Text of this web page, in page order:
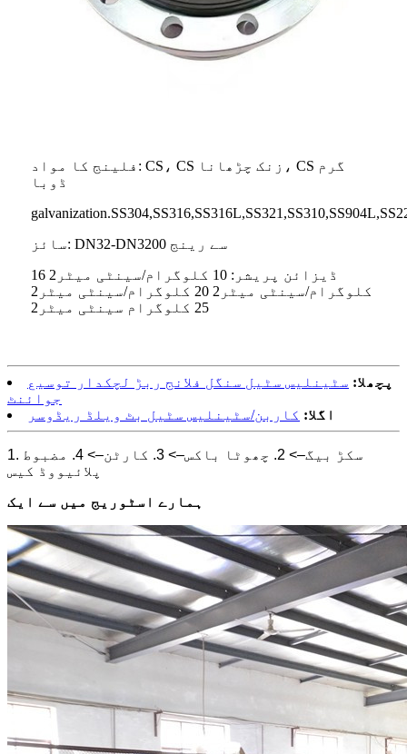
فلینج کا مواد: CS، CS زنک چڑھانا، CS گرم
ڈوبا
سائز: DN32-DN3200 سے رینج
ڈیزائن پریشر: 10 کلوگرام/سینٹی میٹر2 16
کلوگرام/سینٹی میٹر2 20 کلوگرام/سینٹی میٹر2
25 کلوگرام سینٹی میٹر2
پچھلا: سٹینلیس سٹیل سنگل فلانج ربڑ لچکدار توسیع
جوائنٹ
اگلا: کاربن/سٹینلیس سٹیل بٹ ویلڈ ریڈوسر
1. سکڑ بیگ–> 2. چھوٹا باکس–> 3. کارٹن–> 4. مضبوط
پلائیووڈ کیس
ہمارے اسٹوریج میں سے ایک